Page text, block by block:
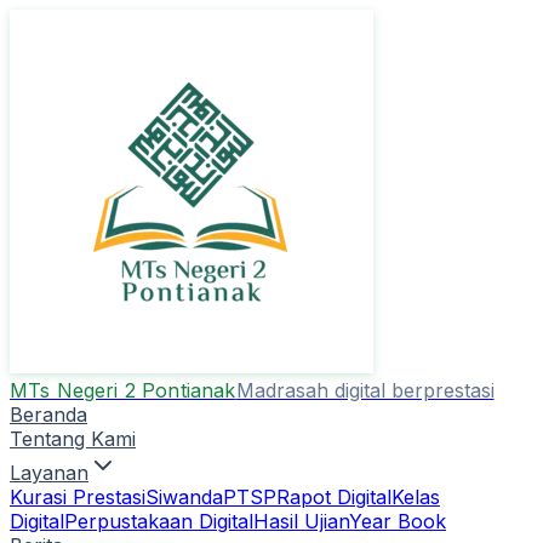
MTs Negeri 2 PontianakMadrasah digital berprestasi
Beranda
Tentang Kami
Layanan
Kurasi PrestasiSiwandaPTSPRapot DigitalKelas
DigitalPerpustakaan DigitalHasil UjianYear Book